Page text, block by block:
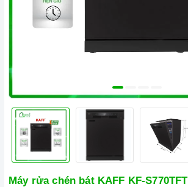
Máy rửa chén bát KAFF KF-